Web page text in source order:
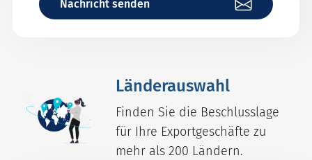
Nachricht senden
Länderauswahl
Finden Sie die Beschlusslage
für Ihre Exportgeschäfte zu
mehr als 200 Ländern.